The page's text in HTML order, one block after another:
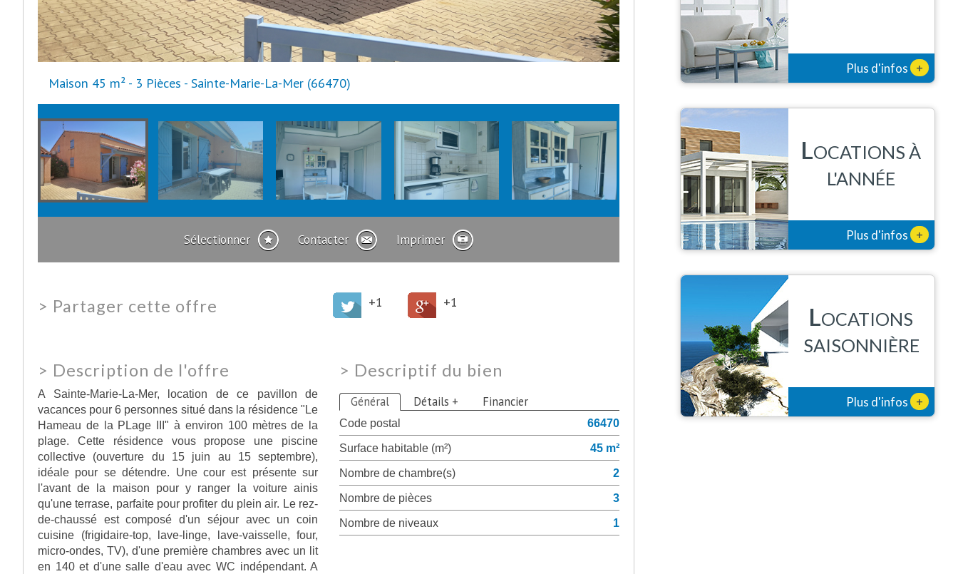
Maison 45 m² - 3 Pièces - Sainte-Marie-La-Mer (66470)
Sélectionner Contacter Imprimer
> Partager cette offre +1 +1
> Description de l'offre
A Sainte-Marie-La-Mer, location de ce pavillon de
vacances pour 6 personnes situé dans la résidence "Le
Hameau de la PLage III" à environ 100 mètres de la
plage. Cette résidence vous propose une piscine
collective (ouverture du 15 juin au 15 septembre),
idéale pour se détendre. Une cour est présente sur
l'avant de la maison pour y ranger la voiture ainis
qu'une terrase, parfaite pour profiter du plein air. Le rez-
de-chaussé est composé d'un séjour avec un coin
cuisine (frigidaire-top, lave-linge, lave-vaisselle, four,
micro-ondes, TV), d'une première chambres avec un lit
en 140 et d'une salle d'eau avec WC indépendant. A
> Descriptif du bien
Général Détails + Financier
Code postal
66470
Surface habitable (m²)
45 m²
Nombre de chambre(s)
2
Nombre de pièces
3
Nombre de niveaux
1
Plus d'infos +
LOCATIONS À
L'ANNÉE
Plus d'infos +
LOCATIONS
SAISONNIÈRE
Plus d'infos +